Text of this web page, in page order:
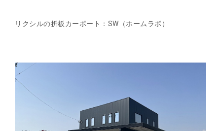
リクシルの折板カーポート：SW（ホームラボ）